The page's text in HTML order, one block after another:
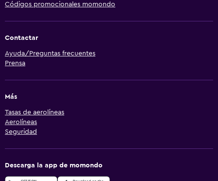
Códigos promocionales momondo
Contactar
Ayuda/Preguntas frecuentes
Prensa
Más
Tasas de aerolíneas
Aerolíneas
Seguridad
Descarga la app de momondo